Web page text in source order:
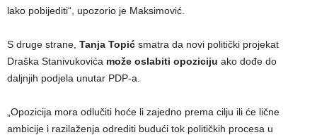
lako pobijediti“, upozorio je Maksimović.
S druge strane, Tanja Topić smatra da novi politički projekat
Draška Stanivukovića može oslabiti opoziciju ako dođe do
daljnjih podjela unutar PDP-a.
„Opozicija mora odlučiti hoće li zajedno prema cilju ili će lične
ambicije i razilaženja odrediti budući tok političkih procesa u